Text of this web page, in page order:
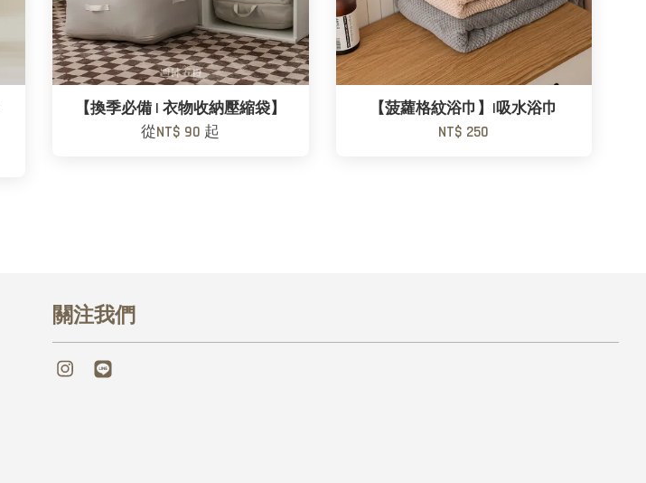
【換季必備 | 衣物收納壓縮袋】
從NT$ 90 起
【菠蘿格紋浴巾】|吸水浴巾
NT$ 250
關注我們
Instagram